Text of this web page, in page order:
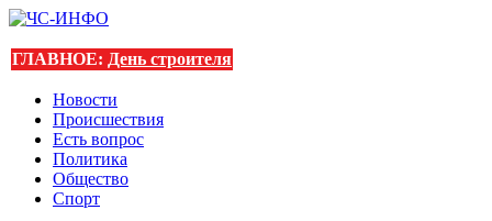
ГЛАВНОЕ: День строителя
Новости
Происшествия
Есть вопрос
Политика
Общество
Спорт